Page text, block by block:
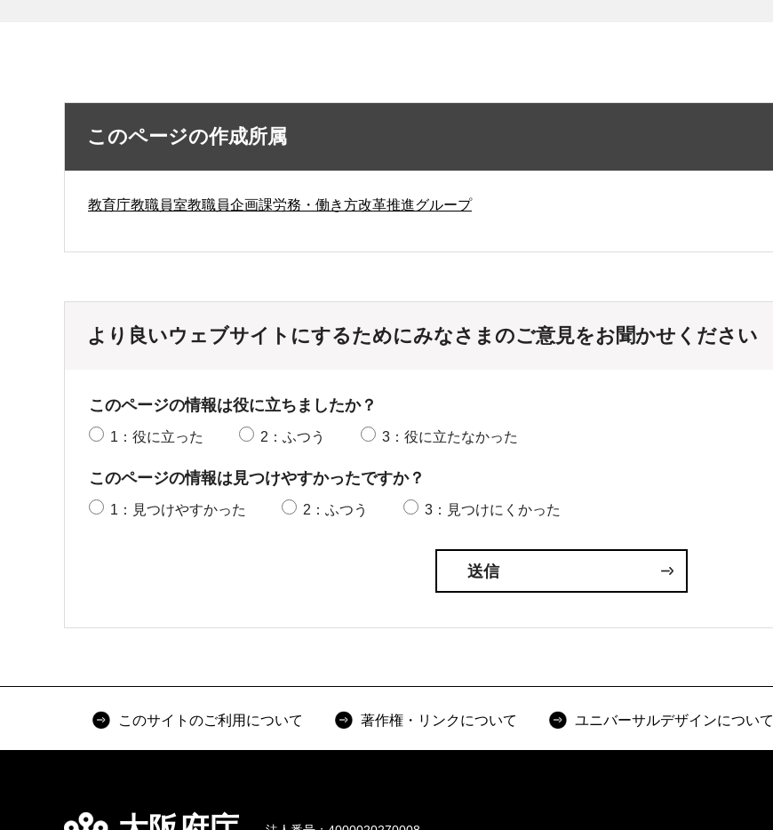
このページの作成所属
教育庁教職員室教職員企画課労務・働き方改革推進グループ
より良いウェブサイトにするためにみなさまのご意見をお聞かせください
このページの情報は役に立ちましたか？
1：役に立った 2：ふつう 3：役に立たなかった
このページの情報は見つけやすかったですか？
1：見つけやすかった 2：ふつう 3：見つけにくかった
このサイトのご利用について 著作権・リンクについて ユニバーサルデザインについて